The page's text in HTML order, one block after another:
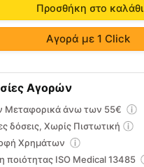
Αγορά με 1 Click
Προσθήκη στο καλάθι
Αγορών
Μεταφορικά άνω των 55€
δόσεις, Χωρίς Πιστωτική
Χρημάτων
ποιότητας ISO Medical 13485